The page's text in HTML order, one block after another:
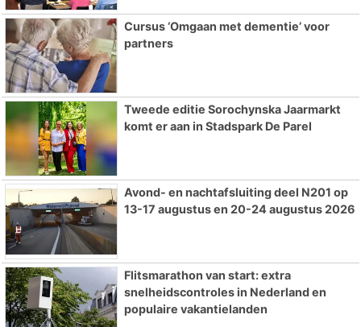
Cursus ‘Omgaan met dementie’ voor
partners
Tweede editie Sorochynska Jaarmarkt
komt er aan in Stadspark De Parel
Avond- en nachtafsluiting deel N201 op
13-17 augustus en 20-24 augustus 2026
Flitsmarathon van start: extra
snelheidscontroles in Nederland en
populaire vakantielanden